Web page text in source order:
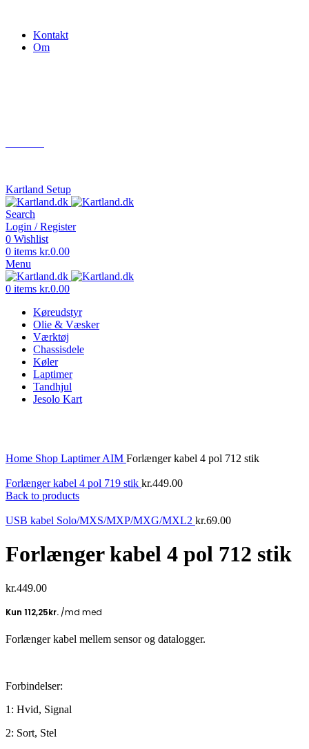
Kontakt
Om
Kartland Setup
Search
Login / Register
0 Wishlist
0 items kr.0.00
Menu
0 items kr.0.00
Køreudstyr
Olie & Væsker
Værktøj
Chassisdele
Køler
Laptimer
Tandhjul
Jesolo Kart
Home Shop LaptimerAIM Forlænger kabel 4 pol 712 stik
Forlænger kabel 4 pol 719 stik kr.449.00
Back to products
USB kabel Solo/MXS/MXP/MXG/MXL2 kr.69.00
Forlænger kabel 4 pol 712 stik
kr.449.00
Forlænger kabel mellem sensor og datalogger.
Forbindelser:
1: Hvid, Signal
2: Sort, Stel